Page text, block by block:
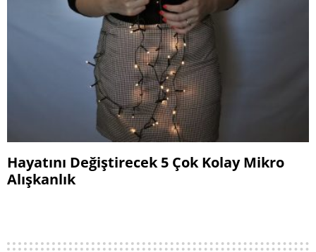
Hayatını Değiştirecek 5 Çok Kolay Mikro
Alışkanlık